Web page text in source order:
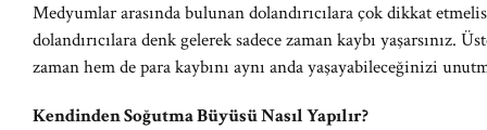
Medyumlar arasında bulunan dolandırıcılara çok dikkat
dolandırıcılara denk gelerek sadece zaman kaybı yaşarsınız.
zaman hem de para kaybını aynı anda yaşayabileceğinizi
Kendinden Soğutma Büyüsü Nasıl Yapılır?